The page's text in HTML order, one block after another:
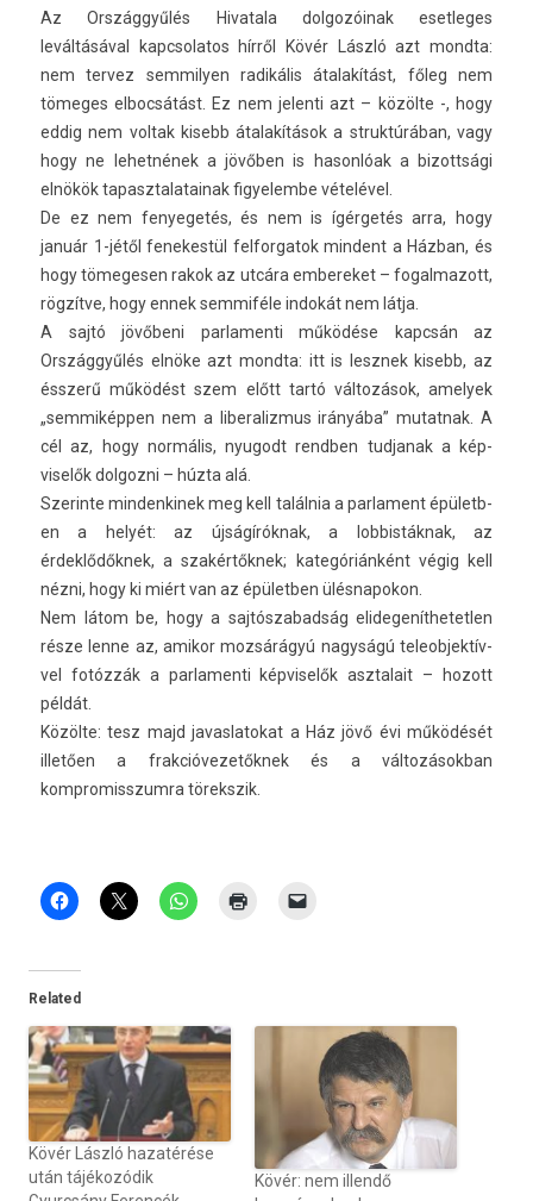
Az Országgyűlés Hivatala dol­gozóinak eset­leges
leváltásával kapcsolatos hírről Kövér László azt mondta:
nem ter­vez sem­mily­en radikális átalakítást, főleg nem
tömeges el­bocsátást. Ez nem jelen­ti azt – közölte -, hogy
eddig nem vol­tak kisebb átalakítások a struk­túrában, vagy
hogy ne lehet­nének a jövőben is hason­lóak a bi­zottsági
elnökök tapasztalatainak figyelem­be vételével.
De ez nem fenyegetés, és nem is ígérgetés arra, hogy
január 1-jétől fenekes­tül fel­forgatok min­dent a Házban, és
hogy tömeges­en rakok az utcára em­bereket – fogal­mazott,
rögzítve, hogy ennek sem­miféle indokát nem látja.
A sajtó jövőbeni par­lamen­ti működése kapcsán az
Országgyűlés elnöke azt mondta: itt is lesznek kisebb, az
ésszerű működést szem előtt tartó változások, amelyek
„sem­miképp­en nem a li­beraliz­mus irányába” mutat­nak. A
cél az, hogy normális, nyugodt re­ndb­en tud­janak a kép­
viselők dol­gozni – húzta alá.
Szerin­te min­denkinek meg kell találnia a par­la­ment épületb­
en a helyét: az újságíróknak, a lob­bisták­nak, az
érdeklődőknek, a szakértőknek; kategóriánként végig kell
nézni, hogy ki miért van az épületb­en ülés­napokon.
Nem látom be, hogy a saj­tószabad­ság elidegenít­hetetl­en
része lenne az, amikor mozsárágyú nagyságú teleob­jektív­
vel fotózzák a par­lamen­ti kép­viselők as­ztalait – hozott
példát.
Közölte: tesz majd javas­latokat a Ház jövő évi működését
illetően a frak­cióvezetők­nek és a vál­tozások­ban
kompromisszum­ra törekszik.
Related
Kövér László hazatérése
után tájékozódik
Kövér: nem illendő